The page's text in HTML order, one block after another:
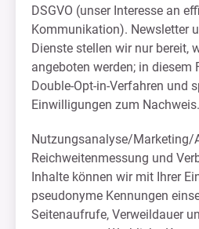
DSGVO (unser Interesse an
Kommunikation). Newsletter
Dienste stellen wir nur bereit,
angeboten werden; in diesem
Double-Opt-in-Verfahren und
Einwilligungen zum Nachweis.
Nutzungsanalyse/Marketing/
Reichweitenmessung und
Inhalte können wir mit Ihrer
pseudonyme Kennungen
Seitenaufrufe, Verweildauer